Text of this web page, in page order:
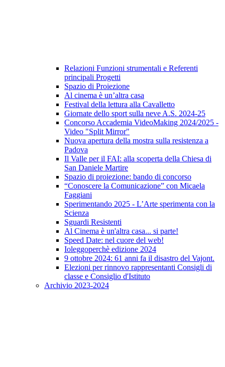
Relazioni Funzioni strumentali e Referenti
principali Progetti
Spazio di Proiezione
Al cinema è un’altra casa
Festival della lettura alla Cavalletto
Giornate dello sport sulla neve A.S. 2024-25
Concorso Accademia VideoMaking 2024/2025 -
Video "Split Mirror"
Nuova apertura della mostra sulla resistenza a
Padova
Il Valle per il FAI: alla scoperta della Chiesa di
San Daniele Martire
Spazio di proiezione: bando di concorso
“Conoscere la Comunicazione” con Micaela
Faggiani
Sperimentando 2025 - L’Arte sperimenta con la
Scienza
Sguardi Resistenti
Al Cinema è un'altra casa... si parte!
Speed Date: nel cuore del web!
Ioleggoperchè edizione 2024
9 ottobre 2024: 61 anni fa il disastro del Vajont.
Elezioni per rinnovo rappresentanti Consigli di
classe e Consiglio d'Istituto
Archivio 2023-2024